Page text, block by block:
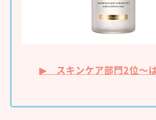
▶ スキンケア部門2位～